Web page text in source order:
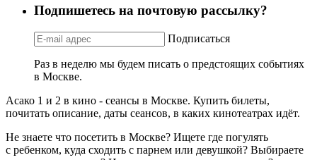
Подпишетесь на почтовую рассылку?
Подписаться
Раз в неделю мы будем писать о предстоящих событиях
в Москве.
Асако 1 и 2 в кино - сеансы в Москве. Купить билеты,
почитать описание, даты сеансов, в каких кинотеатрах идёт.
Не знаете что посетить в Москве? Ищете где погулять
с ребенком, куда сходить с парнем или девушкой? Выбираете